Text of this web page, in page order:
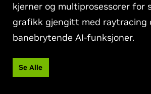
kjerner og multiprosessorer for
grafikk gjengitt med raytracing
banebrytende AI-funksjoner.
Se Alle